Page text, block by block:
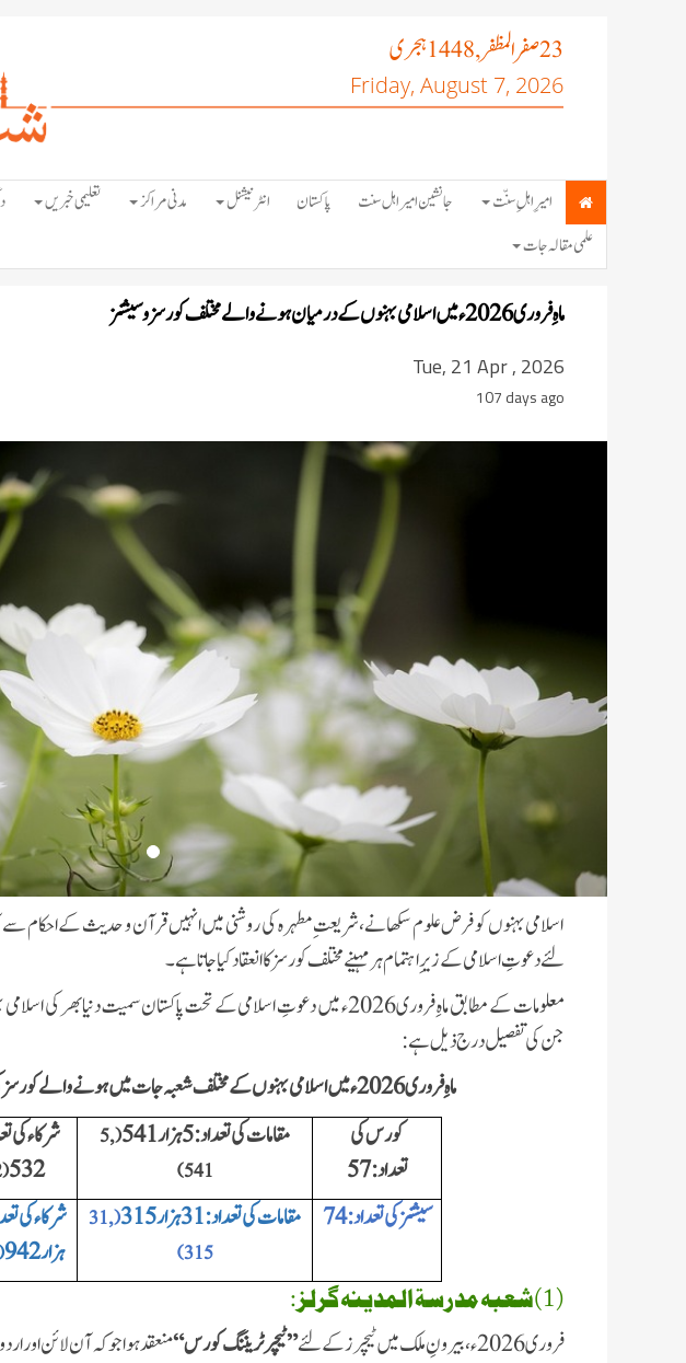
23صفر المظفر, 1448 ہجری
Friday, August 7, 2026
امیرِ اہلِ سنّت جانشین امیر اہل سنت پاکستان انٹرنیشنل مدنی مراکز تعلیمی خبریں
علمی مقالہ جات
ماہِ فروری 2026ء میں اسلامی بہنوں کے درمیان ہونے والے مختلف کورسز و سیشنز
Tue, 21 Apr , 2026
107 days ago
اسلامی بہنوں کو فرض علوم سکھانے، شریعتِ مطہرہ کی روشنی میں انہیں قرآن و حدیث کے احکام
لئےدعوتِ اسلامی کے زیرِ اہتمام ہر مہینے مختلف کورسز کا انعقاد کیا جاتا ہے۔
معلومات کے مطابق ماہِ فروری 2026ء میں دعوتِ اسلامی کے تحت پاکستان سمیت
جن کی تفصیل درج ذیل ہے:
ماہِ فروری 2026ء میں اسلامی بہنوں کے مختلف شعبہ جات میں ہونے والے کورسز کی مجموعی کارکردگی
کورس کی
تعداد:57
مقامات کی تعداد:5 ہزار 541 (
5,
541
)
532
(
سیشنز کی تعداد:74 مقامات کی تعداد:31 ہزار 315 (
31,
315
)
ہزار 942
(1)شعبہ مدرسۃ المدینہ گرلز:
فروری 2026ء، بیرونِ ملک میں ٹیچرزکے لئے ”ٹیچرٹریننگ کورس“منعقد ہوا جوکہ آن لائن اور